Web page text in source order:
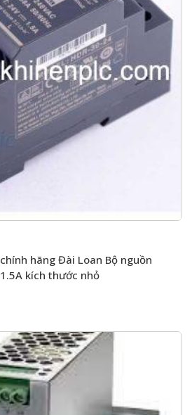
chính hãng Đài Loan Bộ nguồn
kích thước nhỏ